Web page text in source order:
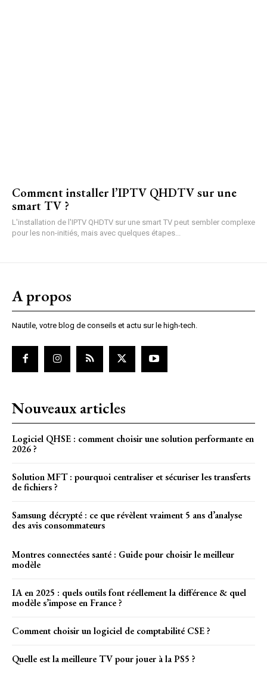
Comment installer l’IPTV QHDTV sur une
smart TV ?
L'installation de l'IPTV QHDTV sur une smart TV peut sembler complexe
pour les non-initiés, mais avec quelques étapes...
A propos
Nautile, votre blog de conseils et actu sur le high-tech.
Nouveaux articles
Logiciel QHSE : comment choisir une solution performante en
2026 ?
Solution MFT : pourquoi centraliser et sécuriser les transferts
de fichiers ?
Samsung décrypté : ce que révèlent vraiment 5 ans d’analyse
des avis consommateurs
Montres connectées santé : Guide pour choisir le meilleur
modèle
IA en 2025 : quels outils font réellement la différence & quel
modèle s’impose en France ?
Comment choisir un logiciel de comptabilité CSE ?
Quelle est la meilleure TV pour jouer à la PS5 ?